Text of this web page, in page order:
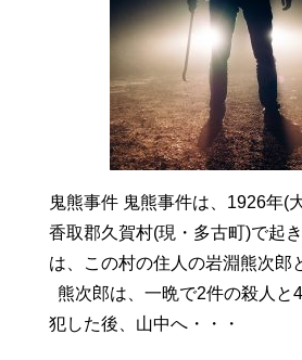
鬼熊事件 鬼熊事件は、1926年(
香取郡久賀村(現・多古町)で起
は、この村の住人の岩淵熊次郎
熊次郎は、一晩で2件の殺人と
犯した後、山中へ・・・